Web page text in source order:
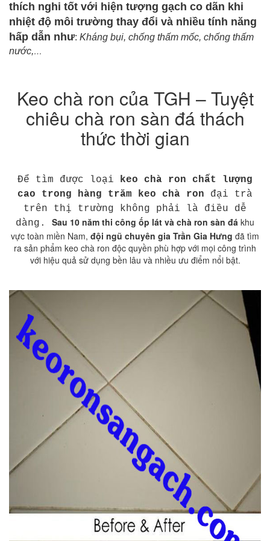
thích nghi tốt với hiện tượng gạch co dãn khi
nhiệt độ môi trường thay đổi và nhiều tính năng
hấp dẫn như: Kháng bụi, chống thấm mốc, chống thấm
nước,…
Keo chà ron của TGH – Tuyệt
chiêu chà ron sàn đá thách
thức thời gian
Để tìm được loại keo chà ron chất lượng
cao trong hàng trăm keo chà ron đại trà
trên thị trường không phải là điều dễ
dàng. Sau 10 năm thi công ốp lát và chà ron sàn đá khu
vực toàn miền Nam, đội ngũ chuyên gia Trần Gia Hưng đã tìm
ra sản phẩm keo chà ron độc quyền phù hợp với mọi công trình
với hiệu quả sử dụng bền lâu và nhiều ưu điểm nổi bật.